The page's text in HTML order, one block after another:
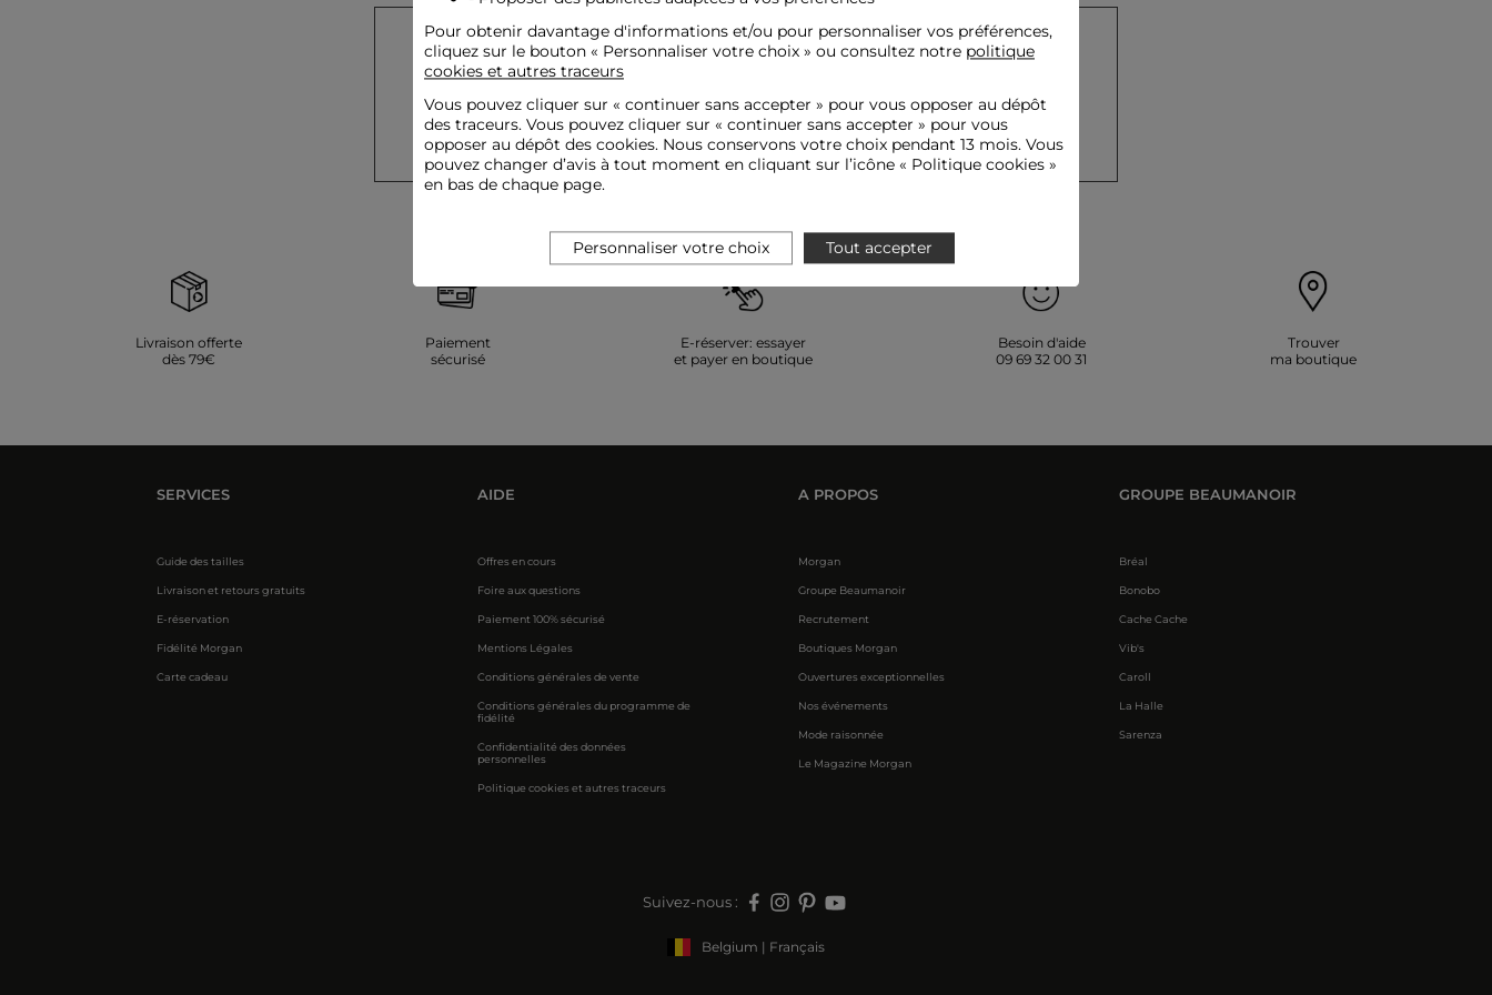
Inscrivez-vous à notre newsletter et recevez nos offres privilèges
Votre e-mail OK
Livraison offerte
dès 79€
Paiement
sécurisé
E-réserver: essayer
et payer en boutique
Besoin d'aide
09 69 32 00 31
Trouver
ma boutique
SERVICES
Guide des tailles
Livraison et retours gratuits
E-réservation
Fidélité Morgan
Carte cadeau
AIDE
Offres en cours
Foire aux questions
Paiement 100% sécurisé
Mentions Légales
Conditions générales de vente
Conditions générales du programme de
fidélité
Confidentialité des données
personnelles
Politique cookies et autres traceurs
A PROPOS
Morgan
Groupe Beaumanoir
Recrutement
Boutiques Morgan
Ouvertures exceptionnelles
Nos événements
Mode raisonnée
Le Magazine Morgan
GROUPE BEAUMANOIR
Bréal
Bonobo
Cache Cache
Vib's
Caroll
La Halle
Sarenza
Suivez-nous :
Belgium | Français
Pour obtenir davantage d'informations et/ou pour personnaliser vos préférences,
cliquez sur le bouton « Personnaliser votre choix » ou consultez notre politique
cookies et autres traceurs
Vous pouvez cliquer sur « continuer sans accepter » pour vous opposer au dépôt
des traceurs. Vous pouvez cliquer sur « continuer sans accepter » pour vous
opposer au dépôt des cookies. Nous conservons votre choix pendant 13 mois. Vous
pouvez changer d’avis à tout moment en cliquant sur l’icône « Politique cookies »
en bas de chaque page.
Personnaliser votre choix Tout accepter